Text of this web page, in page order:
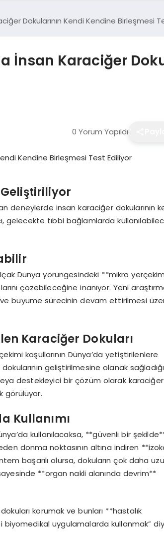
Dokularının Kendi Kendine Birleşmesi
İnsan Karaciğer
0 Yorum Yapıldı
deneylerde insan karaciğer dokularının
tıbbi bağlamlarda
Dünya yörüngesindeki **mikro
çözebileceğine inanıyor. Yeni
büyüme sürecinin devam ettirilmesi
Karaciğer Dokuları
koşullarının Dünya’da yetiştirilenlere
geliştirilmesine olanak
destekleyici bir çözüm olarak karaciğer
görülüyor.
Kullanımı
kullanılacaksa, **güvenli bir
donma noktasının altına indiren
başarılı olursa, dokuların çok daha
**organ nakli alanında devrim**
korumak ve bunları **hastalık
uygulamalarda kullanmak”